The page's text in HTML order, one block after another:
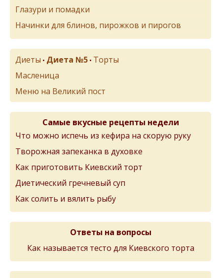
Глазури и помадки
Начинки для блинов, пирожков и пирогов
Диеты • Диета №5 • Торты
Масленица
Меню на Великий пост
Самые вкусные рецепты недели
Что можно испечь из кефира на скорую руку
Творожная запеканка в духовке
Как приготовить Киевский торт
Диетический гречневый суп
Как солить и вялить рыбу
Ответы на вопросы
Как называется тесто для Киевского торта